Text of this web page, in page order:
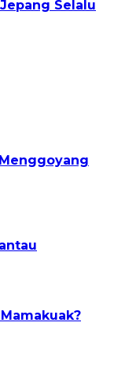
Selalu